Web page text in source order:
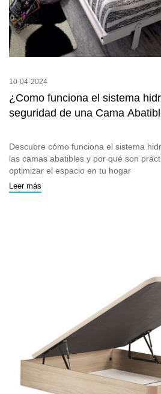
10-04-2024
¿Como funciona el sistema
seguridad de una Cama
Descubre cómo funciona el sistema
las camas abatibles y por qué son
optimizar el espacio en tu hogar
Leer más